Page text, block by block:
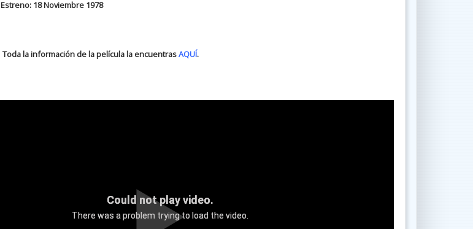
Estreno: 18 Noviembre 1978
Toda la información de la película la encuentrasAQUÍ.
Could not play video.
There was a problem trying to load the video.